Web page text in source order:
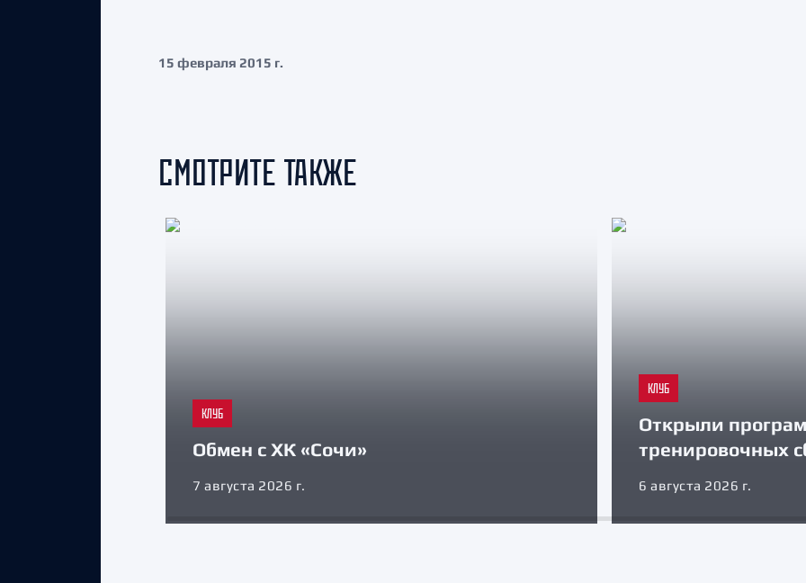
15 февраля 2015 г.
СМОТРИТЕ ТАКЖЕ
КЛУБ
Обмен с ХК «Сочи»
7 августа 2026 г.
КЛУБ
Открыли
тренировочных
6 августа 2026 г.